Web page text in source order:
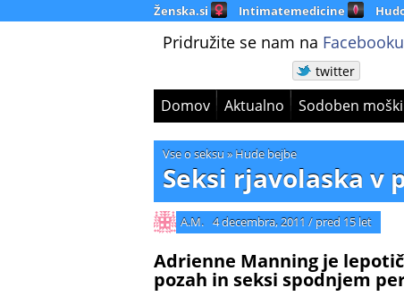
Ženska.si Intimatemedicine
Pridružite se nam na
twitter
Domov Aktualno Sodoben moški
Vse o seksu » Hude bejbe
Seksi rjavolaska v
A.M. 4 decembra, 2011 / pred 15 let
Adrienne Manning je
pozah in seksi spodnjem